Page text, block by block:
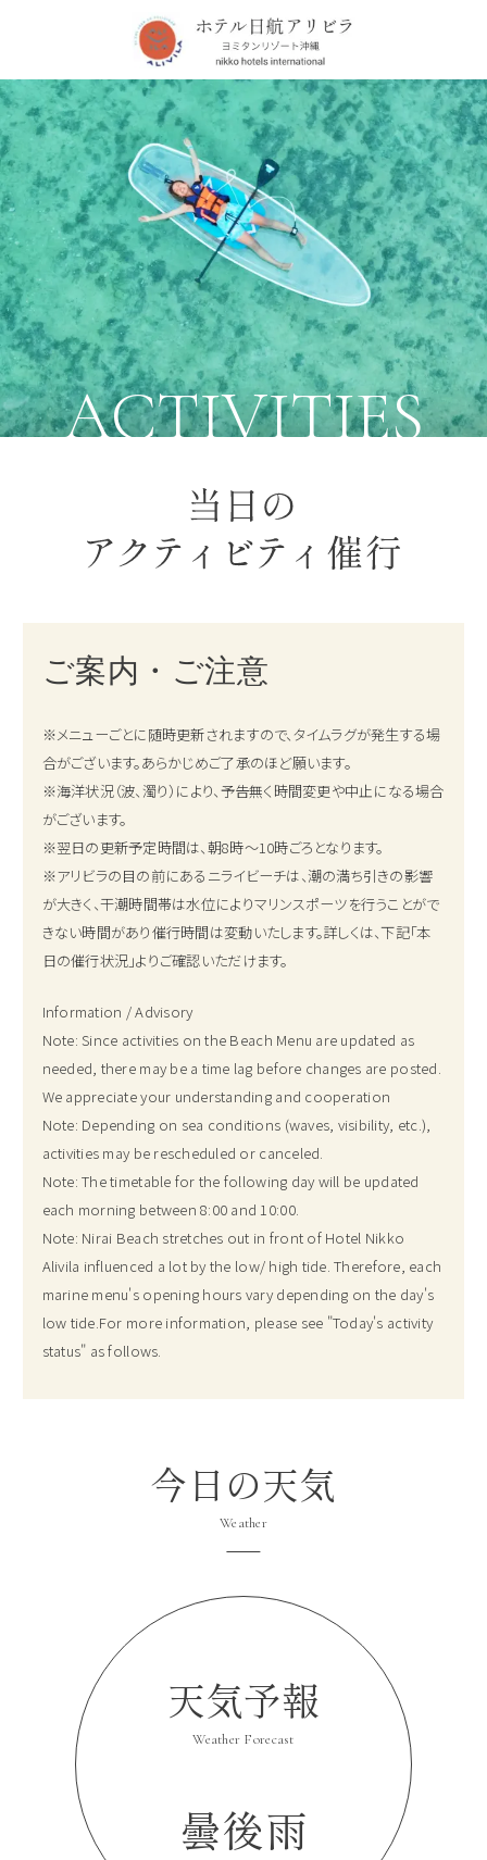
ACTIVITIES
ご案内・ご注意
※メニューごとに随時更新されますので、タイムラグが発生する場
合がございます。あらかじめご了承のほど願います。
※海洋状況（波、濁り）により、予告無く時間変更や中止になる場合
がございます。
※翌日の更新予定時間は、朝8時～10時ごろとなります。
※アリビラの目の前にあるニライビーチは、潮の満ち引きの影響
が大きく、干潮時間帯は水位によりマリンスポーツを行うことがで
きない時間があり催行時間は変動いたします。詳しくは、下記「本
日の催行状況」よりご確認いただけます。
Information / Advisory
Note: Since activities on the Beach Menu are updated as
needed, there may be a time lag before changes are posted.
We appreciate your understanding and cooperation
Note: Depending on sea conditions (waves, visibility, etc.),
activities may be rescheduled or canceled.
Note: The timetable for the following day will be updated
each morning between 8:00 and 10:00.
Note: Nirai Beach stretches out in front of Hotel Nikko
Alivila influenced a lot by the low/ high tide. Therefore, each
marine menu's opening hours vary depending on the day's
low tide.For more information, please see "Today's activity
status" as follows.
今日の天気
Weather
天気予報
Weather Forecast
曇後雨